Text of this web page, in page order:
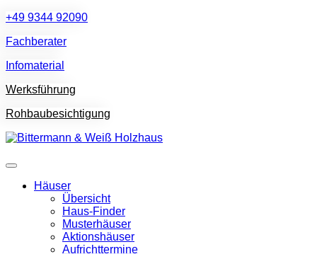
+49 9344 92090
Fachberater
Infomaterial
Werksführung
Rohbaubesichtigung
Häuser
Übersicht
Haus-Finder
Musterhäuser
Aktionshäuser
Aufrichttermine